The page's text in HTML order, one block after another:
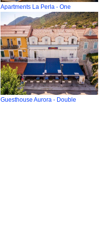
Apartments La Perla - One
Guesthouse Aurora - Double